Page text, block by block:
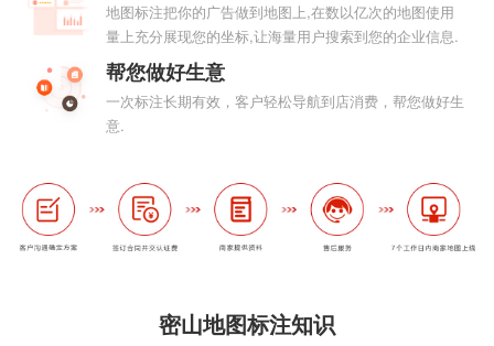
地图标注把你的广告做到地图上,在数以亿次的地图使用
量上充分展现您的坐标,让海量用户搜索到您的企业信息.
帮您做好生意
一次标注长期有效，客户轻松导航到店消费，帮您做好生
意.
密山地图标注知识